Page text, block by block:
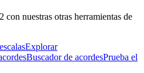
con nuestras otras herramientas de
Explorar
Buscador de acordesPrueba el